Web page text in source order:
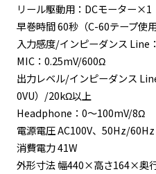
リール駆動用：DCモーター×1
早巻時間 60秒（C-60テープ使用
入力感度/インピーダンス
MIC：0.25mV/600Ω
出力レベル/インピーダンス
0VU）/20kΩ以上
Headphone：0〜100mV/8Ω
電源電圧 AC100V、50Hz/60Hz
消費電力 41W
外形寸法 幅440×高さ164×奥